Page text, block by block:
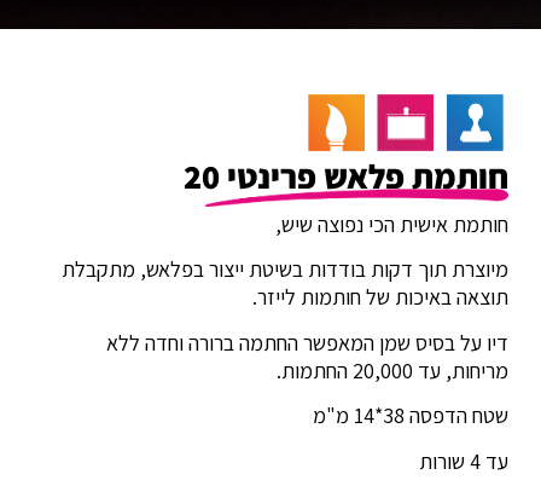
חותמת פלאש פרינטי 20
חותמת אישית הכי נפוצה שיש,
מיוצרת תוך דקות בודדות בשיטת ייצור בפלאש, מתקבלת
תוצאה באיכות של חותמות לייזר.
דיו על בסיס שמן המאפשר החתמה ברורה וחדה ללא
מריחות, עד 20,000 החתמות.
שטח הדפסה 38*14 מ"מ
עד 4 שורות